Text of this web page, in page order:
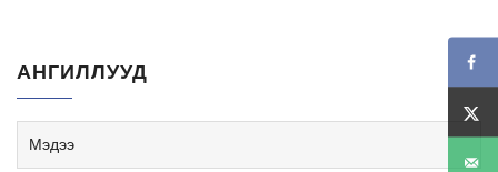
АНГИЛЛУУД
Мэдээ